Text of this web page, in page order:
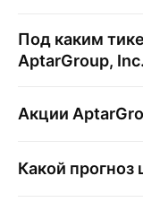
Под каким
AptarGroup, Inc.
Акции
Какой прогноз